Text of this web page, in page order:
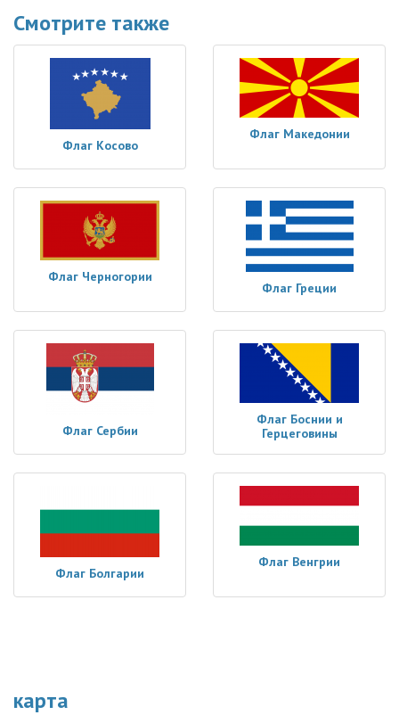
Смотрите также
Флаг Косово
Флаг Македонии
Флаг Черногории
Флаг Греции
Флаг Сербии
Флаг Боснии и
Герцеговины
Флаг Болгарии
Флаг Венгрии
карта